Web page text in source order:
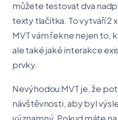
můžete testovat dva
texty tlačítka. To vytváří 2
MVT vám řekne nejen to,
ale také jaké interakce
prvky.
Nevýhodou MVT je, že
návštěvnosti, aby byl